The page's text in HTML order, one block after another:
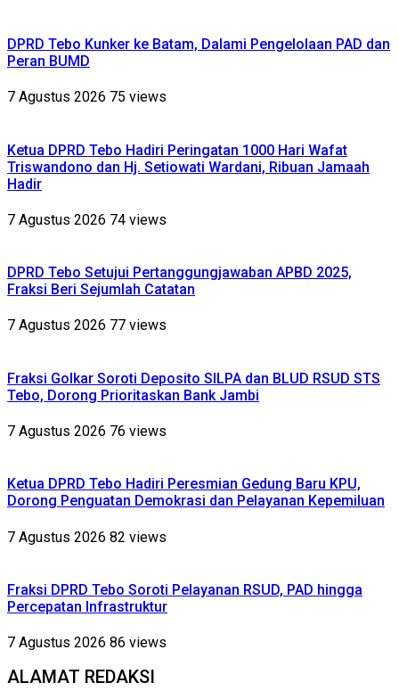
DPRD Tebo Kunker ke Batam, Dalami Pengelolaan PAD dan
Peran BUMD
7 Agustus 2026 75 views
Ketua DPRD Tebo Hadiri Peringatan 1000 Hari Wafat
Triswandono dan Hj. Setiowati Wardani, Ribuan Jamaah
Hadir
7 Agustus 2026 74 views
DPRD Tebo Setujui Pertanggungjawaban APBD 2025,
Fraksi Beri Sejumlah Catatan
7 Agustus 2026 77 views
Fraksi Golkar Soroti Deposito SILPA dan BLUD RSUD STS
Tebo, Dorong Prioritaskan Bank Jambi
7 Agustus 2026 76 views
Ketua DPRD Tebo Hadiri Peresmian Gedung Baru KPU,
Dorong Penguatan Demokrasi dan Pelayanan Kepemiluan
7 Agustus 2026 82 views
Fraksi DPRD Tebo Soroti Pelayanan RSUD, PAD hingga
Percepatan Infrastruktur
7 Agustus 2026 86 views
ALAMAT REDAKSI